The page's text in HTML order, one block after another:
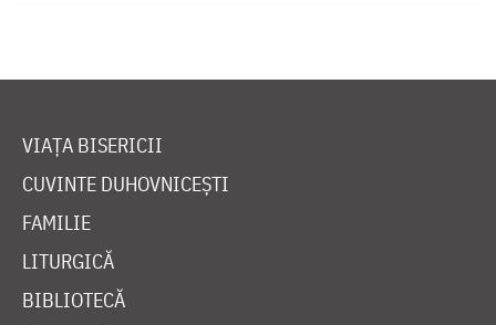
VIAȚA BISERICII
CUVINTE DUHOVNICEȘTI
FAMILIE
LITURGICĂ
BIBLIOTECĂ